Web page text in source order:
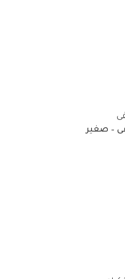
– صغير